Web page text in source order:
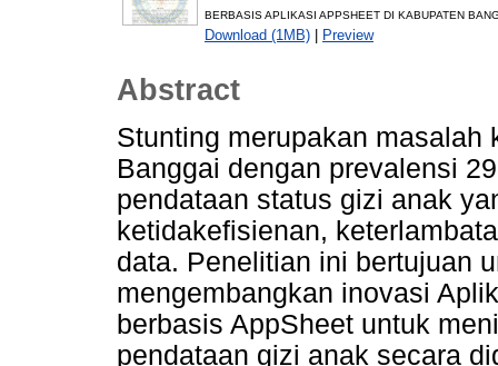
BERBASIS APLIKASI APPSHEET DI KABUPATEN
Download (1MB) | Preview
Abstract
Stunting merupakan masalah
Banggai dengan prevalensi
pendataan status gizi anak
ketidakefisienan,
data. Penelitian ini bertujuan
mengembangkan inovasi
berbasis AppSheet untuk
pendataan gizi anak secara